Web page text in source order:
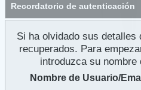
Recordatorio de autenticación
Si ha olvidado sus
recuperados. Para
introduzca su
Nombre de Usuario/